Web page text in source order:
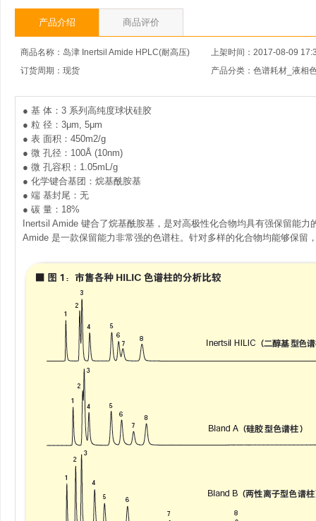
产品介绍 商品评价
商品名称：岛津 Inertsil Amide HPLC(耐高压)
上架时间：2017-08-09
订货周期：现货
● 基 体：3 系列高纯度球状硅胶
● 粒 径：3μm, 5μm
● 表 面积：450m2/g
● 微 孔径：100Å (10nm)
● 微 孔容积：1.05mL/g
● 化学键合基团：烷基酰胺基
● 端 基封尾：无
● 碳 量：18%
Inertsil Amide 键合了烷基酰胺基，是对高极性化合物均具有强保留能
Amide 是一款保留能力非常强的色谱柱。针对多样的化合物均能够保留